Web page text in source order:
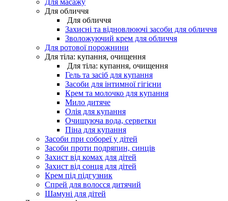
Для обличчя
Для обличчя
Захисні та відновлюючі засоби для обличчя
Зволожуючий крем для обличчя
Для ротової порожнини
Для тіла: купання, очищення
Для тіла: купання, очищення
Гель та засіб для купання
Засоби для інтимної гігієни
Крем та молочко для купання
Мило дитяче
Олія для купання
Очищуюча вода, серветки
Піна для купання
Засоби при собореї у дітей
Засоби проти подряпин, синців
Захист від комах для дітей
Захист від сонця для дітей
Крем під підгузник
Спрей для волосся дитячий
Шамуні для дітей